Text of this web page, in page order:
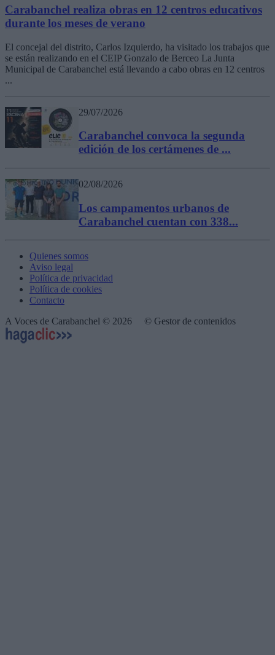
Carabanchel realiza obras en 12 centros educativos
durante los meses de verano
El concejal del distrito, Carlos Izquierdo, ha visitado los trabajos que
se están realizando en el CEIP Gonzalo de Berceo La Junta
Municipal de Carabanchel está llevando a cabo obras en 12 centros
...
29/07/2026
Carabanchel convoca la segunda
edición de los certámenes de ...
02/08/2026
Los campamentos urbanos de
Carabanchel cuentan con 338...
Quienes somos
Aviso legal
Política de privacidad
Política de cookies
Contacto
A Voces de Carabanchel © 2026 © Gestor de contenidos